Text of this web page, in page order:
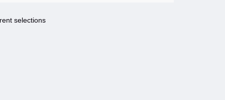
selections